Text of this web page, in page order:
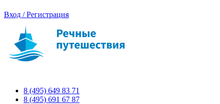
Вход / Регистрация
8 (495) 649 83 71
8 (495) 691 67 87